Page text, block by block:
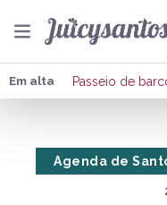
Em alta Passeio de
Agenda de